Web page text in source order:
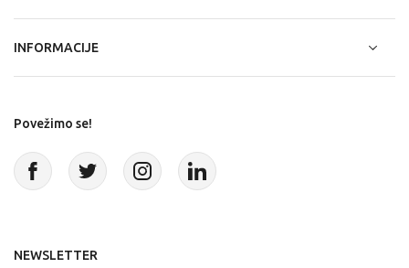
INFORMACIJE
Povežimo se!
NEWSLETTER